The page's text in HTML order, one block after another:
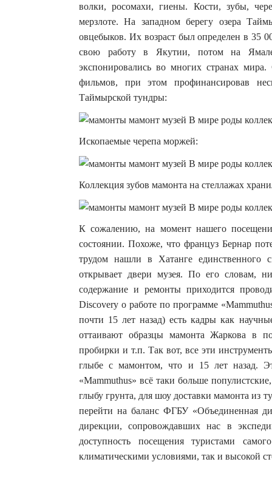
волки, росомахи, гиены. Кости, зубы,
мерзлоте. На западном берегу озера
овцебыков. Их возраст был определен в 35
свою работу в Якутии, потом на
экспонировались во многих странах
фильмов, при этом профинансировав
Таймырской тундры:
Ископаемые черепа моржей:
Коллекция зубов мамонта на стеллажах
К сожалению, на момент нашего
состоянии. Похоже, что француз Бернар
трудом нашли в Хатанге единственного
открывает двери музея. По его словам,
содержание и ремонты приходится
Discovery о работе по программе
почти 15 лет назад) есть кадры как
оттаивают образцы мамонта Жаркова в
пробирки и т.п. Так вот, все эти
глыбе с мамонтом, что и 15 лет назад.
«Mammuthus» всё таки больше
глыбу грунта, для шоу доставки мамонта из
перейти на баланс ФГБУ «Объединенная
дирекции, сопровождавших нас в
доступность посещения туристами
климатическими условиями, так и высокой